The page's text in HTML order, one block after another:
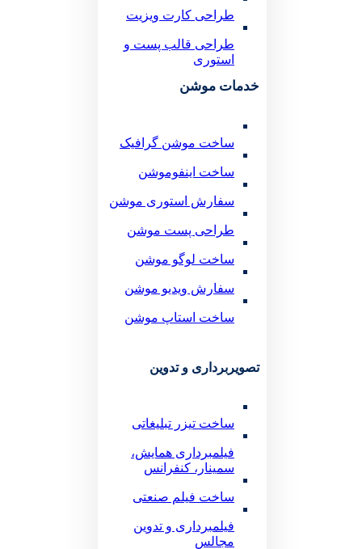
طراحی کارت ویزیت
طراحی قالب پست و
استوری
خدمات موشن
ساخت موشن گرافیک
ساخت اینفوموشن
سفارش استوری موشن
طراحی پست موشن
ساخت لوگو موشن
سفارش ویدیو موشن
ساخت استاپ موشن
تصویربرداری و تدوین
ساخت تیزر تبلیغاتی
فیلمبرداری همایش،
سمینار، کنفرانس
ساخت فیلم صنعتی
فیلمبرداری و تدوین
مجالس